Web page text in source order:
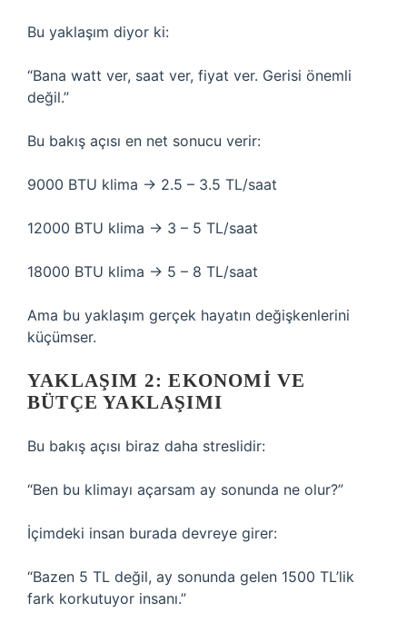
Bu yaklaşım diyor ki:
“Bana watt ver, saat ver, fiyat ver. Gerisi önemli
değil.”
Bu bakış açısı en net sonucu verir:
9000 BTU klima → 2.5 – 3.5 TL/saat
12000 BTU klima → 3 – 5 TL/saat
18000 BTU klima → 5 – 8 TL/saat
Ama bu yaklaşım gerçek hayatın değişkenlerini
küçümser.
YAKLAŞIM 2: EKONOMI VE
BÜTÇE YAKLAŞIMI
Bu bakış açısı biraz daha streslidir:
“Ben bu klimayı açarsam ay sonunda ne olur?”
İçimdeki insan burada devreye girer:
“Bazen 5 TL değil, ay sonunda gelen 1500 TL’lik
fark korkutuyor insanı.”